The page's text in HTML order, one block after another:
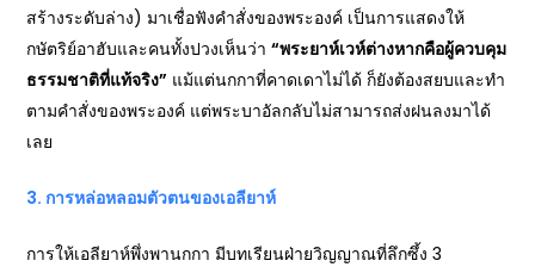
สร้างระดับล่าง) มาเชื่อฟังคำสั่งของพระองค์ เป็นการแสดงให้
กษัตริย์อาฮับและคนทั้งปวงเห็นว่า“พระยาห์เวห์ต่างหากคือผู้ควบคุม
ธรรมชาติที่แท้จริง” แม้แต่นกกาที่คาดเดาไม่ได้ ก็ยังต้องสยบและทำ
ตามคำสั่งของพระองค์ แต่พระบาอัลกลับไม่สามารถส่งฝนลงมาได้
เลย
3. การหล่อหลอมตัวตนของเอลียาห์
การให้เอลียาห์พึ่งพานกกา มีบทเรียนฝ่ายวิญญาณที่ลึกซึ้ง 3